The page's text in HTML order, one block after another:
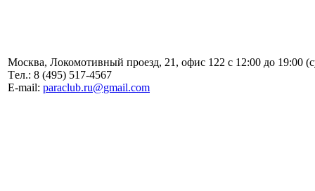
Москва, Локомотивный проезд, 21, офис 122 с 12:00 до 19:00
Tел.: 8 (495) 517-4567
E-mail: paraclub.ru@gmail.com